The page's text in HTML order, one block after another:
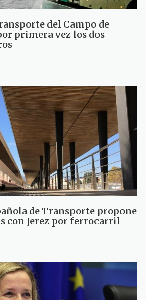
del Campo de
primera vez los dos
de Transporte propone
con Jerez por ferrocarril